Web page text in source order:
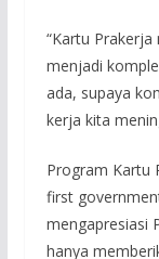
“Kartu
menjadi
ada, supaya
kerja kita
Program Kartu
first
mengapresiasi
hanya